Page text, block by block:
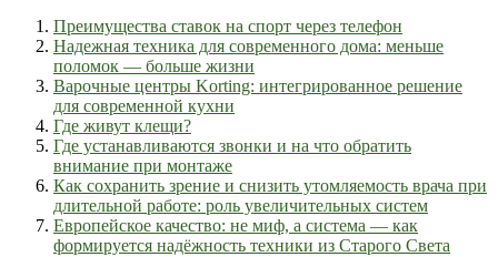
Преимущества ставок на спорт через телефон
Надежная техника для современного дома: меньше
поломок — больше жизни
Варочные центры Korting: интегрированное решение
для современной кухни
Где живут клещи?
Где устанавливаются звонки и на что обратить
внимание при монтаже
Как сохранить зрение и снизить утомляемость врача при
длительной работе: роль увеличительных систем
Европейское качество: не миф, а система — как
формируется надёжность техники из Старого Света